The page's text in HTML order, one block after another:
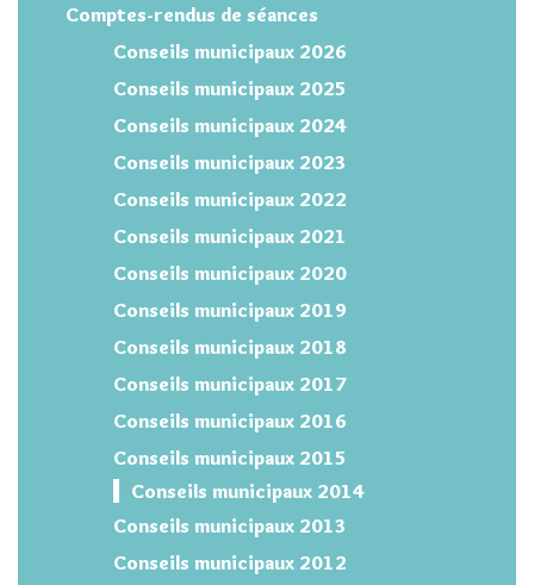
Comptes-rendus de séances
Conseils municipaux 2026
Conseils municipaux 2025
Conseils municipaux 2024
Conseils municipaux 2023
Conseils municipaux 2022
Conseils municipaux 2021
Conseils municipaux 2020
Conseils municipaux 2019
Conseils municipaux 2018
Conseils municipaux 2017
Conseils municipaux 2016
Conseils municipaux 2015
Conseils municipaux 2014
Conseils municipaux 2013
Conseils municipaux 2012